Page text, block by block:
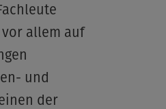
allem auf
und
der